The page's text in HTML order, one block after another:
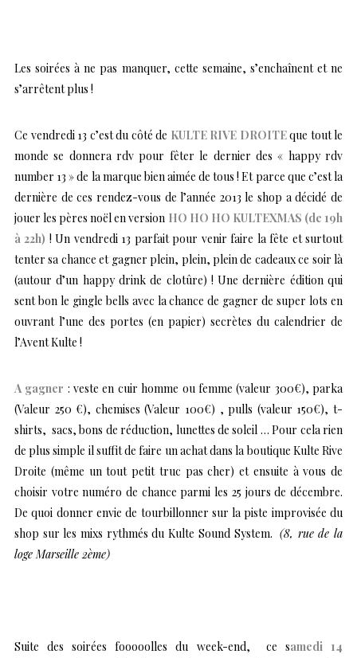
Les soirées à ne pas manquer, cette semaine, s’enchaînent et ne
s’arrêtent plus !
Ce vendredi 13 c’est du côté de KULTE RIVE DROITEque tout le
monde se donnera rdv pour fêter le dernier des « happy rdv
number 13 » de la marque bien aimée de tous ! Et parce que c’est la
dernière de ces rendez-vous de l’année 2013 le shop a décidé de
jouer les pères noël en version HO HO HO KULTEXMAS (de 19h
à 22h) ! Un vendredi 13 parfait pour venir faire la fête et surtout
tenter sa chance et gagner plein, plein, plein de cadeaux ce soir là
(autour d’un happy drink de clotûre) ! Une dernière édition qui
sent bon le gingle bells avec la chance de gagner de super lots en
ouvrant l’une des portes (en papier) secrètes du calendrier de
l’Avent Kulte !
A gagner : veste en cuir homme ou femme (valeur 300€), parka
(Valeur 250 €), chemises (Valeur 100€) , pulls (valeur 150€), t-
shirts, sacs, bons de réduction, lunettes de soleil … Pour cela rien
de plus simple il suffit de faire un achat dans la boutique Kulte Rive
Droite (même un tout petit truc pas cher) et ensuite à vous de
choisir votre numéro de chance parmi les 25 jours de décembre.
De quoi donner envie de tourbillonner sur la piste improvisée du
shop sur les mixs rythmés du Kulte Sound System. (8, rue de la
loge Marseille 2ème)
Suite des soirées fooooolles du week-end, ce samedi 14